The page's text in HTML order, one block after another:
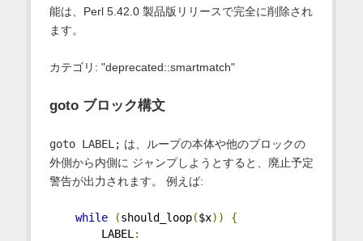
能は、Perl 5.42.0 製品版リリースで完全に削除され
ます。
カテゴリ: "deprecated::smartmatch"
goto ブロック構文
goto LABEL; は、ループの本体や他のブロックの
外側から内側に ジャンプしようとすると、廃止予定
警告が出力されます。 例えば:
while (should_loop($x))
{
LABEL :